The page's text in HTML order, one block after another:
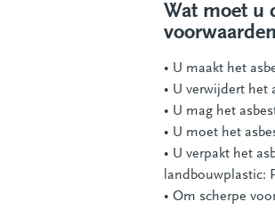
Wat moet u
• U maakt het
• U verwijdert het
• U mag het
• U moet het
• U verpakt het
landbouwplastic:
• Om scherpe